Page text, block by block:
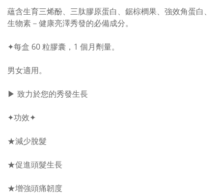
蘊含生育三烯酚、三肽膠原蛋白、鋸棕櫚果、強效角蛋白、
生物素－健康亮澤秀發的必備成分。
✦每盒 60 粒膠囊，1 個月劑量。
男女適用。
▶︎ 致力於您的秀發生長
✦功效✦
★減少脫髮
★促進頭髮生長
★增強頭痛韌度